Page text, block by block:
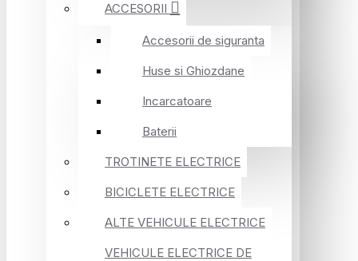
ACCESORII
Accesorii de siguranta
Huse si Ghiozdane
Incarcatoare
Baterii
TROTINETE ELECTRICE
BICICLETE ELECTRICE
ALTE VEHICULE ELECTRICE
VEHICULE ELECTRICE DE